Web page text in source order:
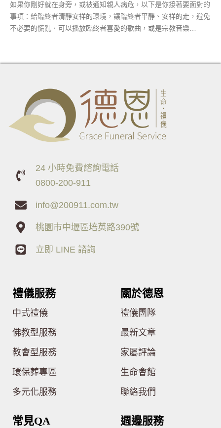
如果你剛好就在身旁，或被通知親人病危，以下是你接著要面對的
事項：給臨終者清靜安祥的環境，讓臨終者平靜、安祥的走，避免
不必要的慌亂．可以播放臨終者喜愛的歌曲，或是宗教音樂…
24 小時免費諮詢電話
0800-200-911
info@200911.com.tw
桃園市中壢區培英路390號
立即 LINE 諮詢
禮儀服務
中式禮儀
佛教型服務
教會型服務
環保葬專區
多元化服務
關於德恩
禮儀團隊
最新文章
家屬評論
生命會館
聯絡我們
常見QA 週邊服務